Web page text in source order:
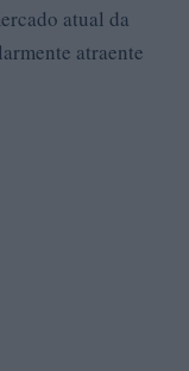
atual da
atraente